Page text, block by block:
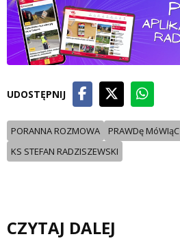
UDOSTĘPNIJ
PORANNA ROZMOWA PRAWDę MóWIąC
KS STEFAN RADZISZEWSKI
CZYTAJ DALEJ